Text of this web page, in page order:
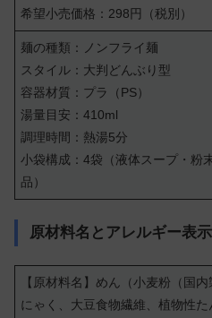
希望小売価格：298円（税別）
麺の種類：ノンフライ麺
スタイル：大判どんぶり型
容器材質：プラ（PS）
湯量目安：410ml
調理時間：熱湯5分
小袋構成：4袋（液体スープ・粉
品）
原材料名とアレルギー表示
【原材料名】めん（小麦粉（国
にゃく、大豆食物繊維、植物性